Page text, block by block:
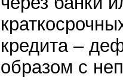
кредита –
образом с